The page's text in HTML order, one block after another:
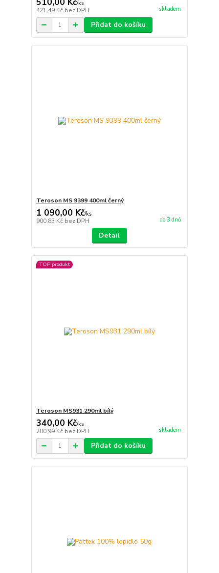
/ks
421,49 Kč bez DPH skladem
Přidat do košíku
Teroson MS 9399 400ml černý
1 090,00 Kč/ks
900,83 Kč bez DPH do 3 dnů
Detail
TOP produkt
Teroson MS931 290ml bílý
340,00 Kč/ks
280,99 Kč bez DPH skladem
Přidat do košíku